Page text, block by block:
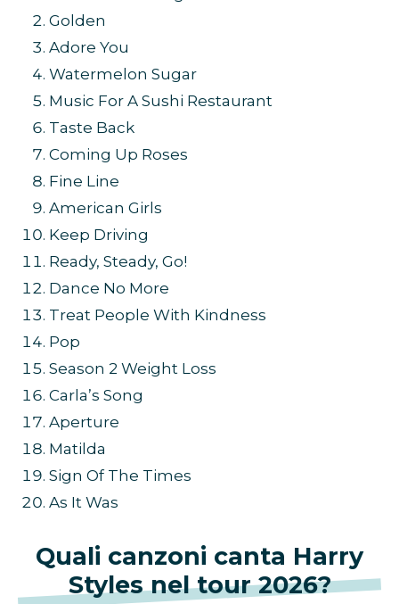
Golden
Adore You
Watermelon Sugar
Music For A Sushi Restaurant
Taste Back
Coming Up Roses
Fine Line
American Girls
Keep Driving
Ready, Steady, Go!
Dance No More
Treat People With Kindness
Pop
Season 2 Weight Loss
Carla’s Song
Aperture
Matilda
Sign Of The Times
As It Was
Quali canzoni canta Harry
Styles nel tour 2026?